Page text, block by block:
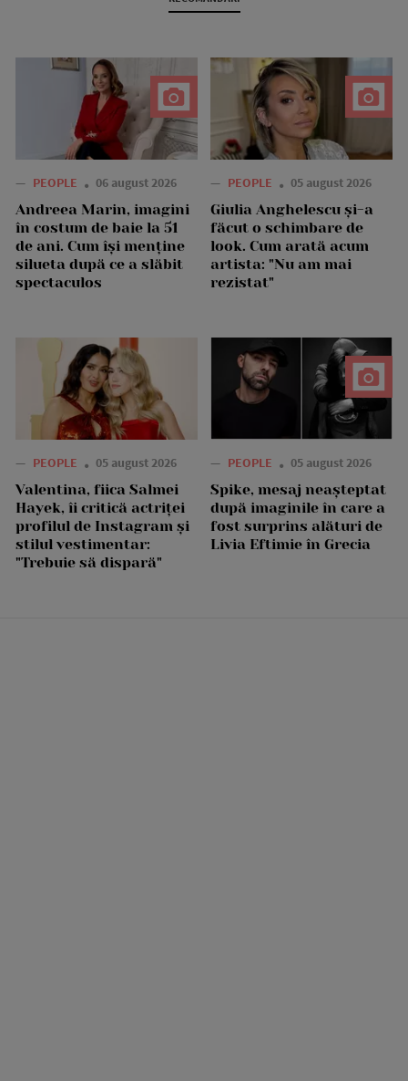
— PEOPLE 06 august 2026
Andreea Marin, imagini
în costum de baie la 51
de ani. Cum își menține
silueta după ce a slăbit
spectaculos
— PEOPLE 05 august 2026
Giulia Anghelescu și-a
făcut o schimbare de
look. Cum arată acum
artista: "Nu am mai
rezistat"
— PEOPLE 05 august 2026
Valentina, fiica Salmei
Hayek, îi critică actriței
profilul de Instagram și
stilul vestimentar:
"Trebuie să dispară"
— PEOPLE 05 august 2026
Spike, mesaj neașteptat
după imaginile în care a
fost surprins alături de
Livia Eftimie în Grecia